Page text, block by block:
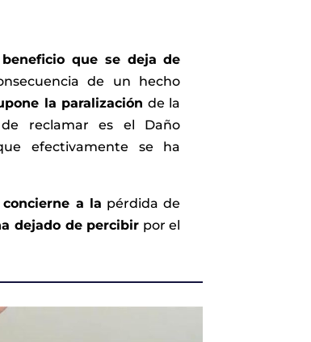
que se deja de
de un hecho
la paralización de la
reclamar es el Daño
efectivamente se ha
concierne a la pérdida de
dejado de percibir por el